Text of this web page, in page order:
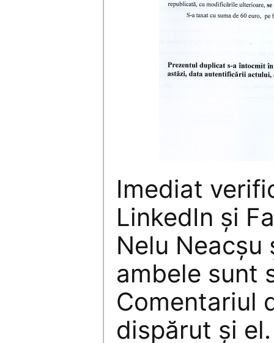
Imediat
LinkedIn și
Nelu
ambele sunt
Comentariul
dispărut și